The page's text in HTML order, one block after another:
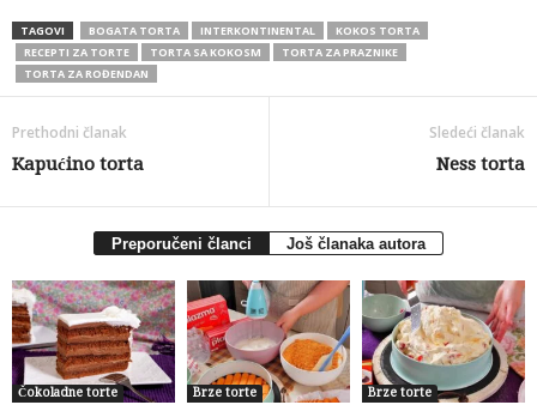
TAGOVI BOGATA TORTA INTERKONTINENTAL
KOKOS TORTA
RECEPTI ZA TORTE
TORTA SA KOKOSM
TORTA ZA PRAZNIKE
TORTA ZA ROĐENDAN
Prethodni članak
Kapućino torta
Sledeći članak
Ness torta
Preporučeni članci Još članaka autora
Čokoladne torte Brze torte Brze torte